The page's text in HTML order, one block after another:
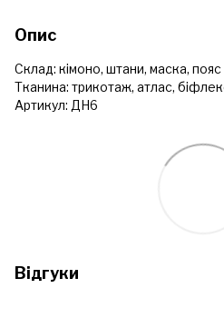
Опис
Склад: кімоно, штани, маска, пояс
Тканина: трикотаж, атлас,
Артикул: ДН6
Відгуки